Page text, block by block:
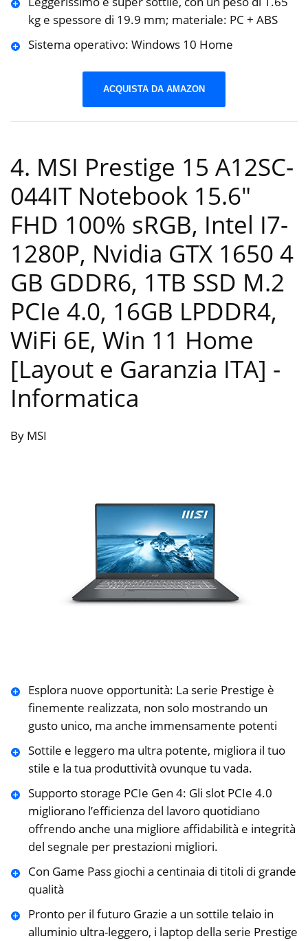
kg e spessore di 19.9 mm; materiale: PC + ABS
Sistema operativo: Windows 10 Home
ACQUISTA DA AMAZON
4. MSI Prestige 15 A12SC-
044IT Notebook 15.6″
FHD 100% sRGB, Intel I7-
1280P, Nvidia GTX 1650 4
GB GDDR6, 1TB SSD M.2
PCIe 4.0, 16GB LPDDR4,
WiFi 6E, Win 11 Home
[Layout e Garanzia ITA] -
Informatica
By MSI
Esplora nuove opportunità: La serie Prestige è
finemente realizzata, non solo mostrando un
gusto unico, ma anche immensamente potenti
Sottile e leggero ma ultra potente, migliora il tuo
stile e la tua produttività ovunque tu vada.
Supporto storage PCIe Gen 4: Gli slot PCIe 4.0
migliorano l’efficienza del lavoro quotidiano
offrendo anche una migliore affidabilità e integrità
del segnale per prestazioni migliori.
Con Game Pass giochi a centinaia di titoli di grande
qualità
Pronto per il futuro Grazie a un sottile telaio in
alluminio ultra-leggero, i laptop della serie Prestige